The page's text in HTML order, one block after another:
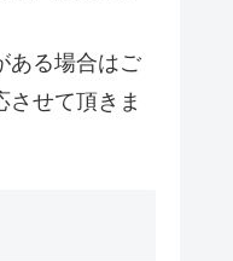
ある場合はご
させて頂きま